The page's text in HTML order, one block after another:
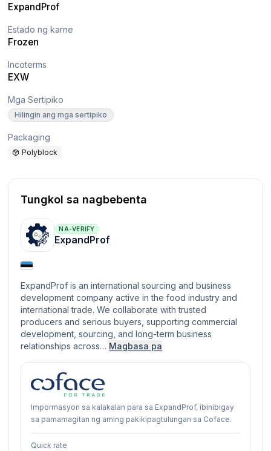
ExpandProf
Estado ng karne
Frozen
Incoterms
EXW
Mga Sertipiko
Hilingin ang mga sertipiko
Packaging
Polyblock
Tungkol sa nagbebenta
NA-VERIFY
ExpandProf
ExpandProf is an international sourcing and business
development company active in the food industry and
international trade. We collaborate with trusted
producers and serious buyers, supporting commercial
development, sourcing, and long-term business
relationships across… Magbasa pa
Impormasyon sa kalakalan para sa ExpandProf, ibinibigay
sa pamamagitan ng aming pakikipagtulungan sa Coface.
Quick rate